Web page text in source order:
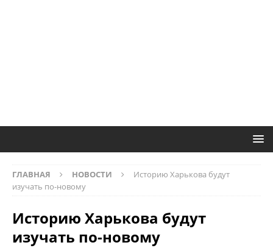
ГЛАВНАЯ НОВОСТИ
Историю Харькова будут
изучать по-новому
Историю Харькова будут
изучать по-новому